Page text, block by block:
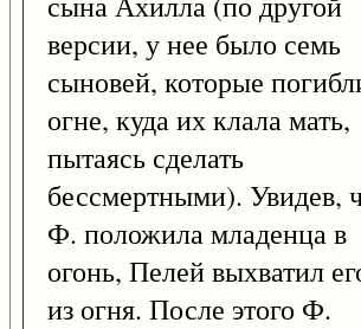
версии, у нее было семь
сыновей, которые
огне, куда их клала мать,
пытаясь сделать
бессмертными). Увидев,
Ф. положила младенца в
огонь, Пелей выхватил
из огня. После этого Ф.